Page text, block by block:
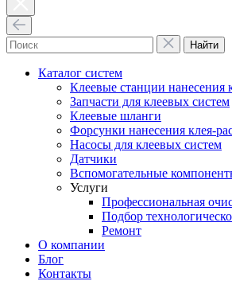
Найти
Каталог систем
Клеевые станции нанесения
Запчасти для клеевых систем
Клеевые шланги
Форсунки нанесения клея-
Насосы для клеевых систем
Датчики
Вспомогательные
Услуги
Профессиональная
Подбор
Ремонт
О компании
Блог
Контакты